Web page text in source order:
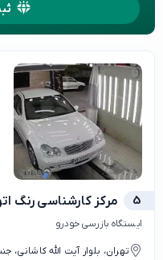
5 مرکز کارشناسی رنگ
ایستگاه بازرسی خودرو
تهران، بلوار آیت الله کاشانی،